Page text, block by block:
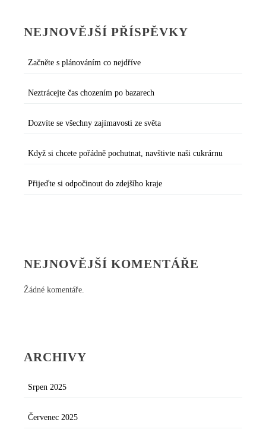
NEJNOVĚJŠÍ PŘÍSPĚVKY
Začněte s plánováním co nejdříve
Neztrácejte čas chozením po bazarech
Dozvíte se všechny zajímavosti ze světa
Když si chcete pořádně pochutnat, navštivte naši cukrárnu
Přijeďte si odpočinout do zdejšího kraje
NEJNOVĚJŠÍ KOMENTÁŘE
Žádné komentáře.
ARCHIVY
Srpen 2025
Červenec 2025